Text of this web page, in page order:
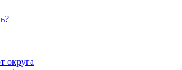
округа